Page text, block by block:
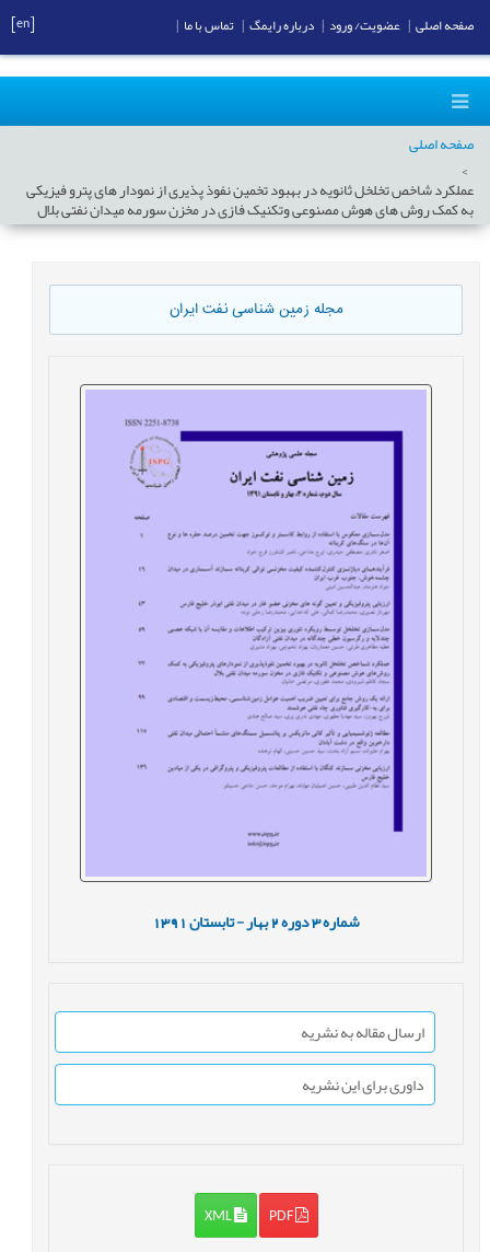
صفحه اصلی
عملکرد شاخص تخلخل ثانویه در بهبود تخمین نفوذ پذیری از نمودار های پترو فیزیکی
به کمک روش های هوش مصنوعی وتکنیک فازی در مخزن سورمه میدان نفتی بلال
مجله زمین شناسی نفت ایران
شماره3 دوره2 بهار - تابستان1391
ارسال مقاله به نشریه
داوری برای این نشریه
PDF
XML
صفحه اصلی عضویت/ ورود درباره رایمگ تماس با ما